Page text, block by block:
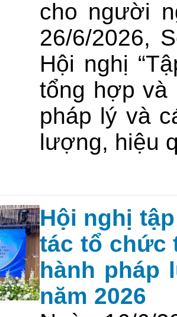
cho người
26/6/2026,
Hội nghị
tổng hợp
pháp lý và
lượng, hiệu
Hội nghị
tác tổ chức
hành pháp
năm 2026